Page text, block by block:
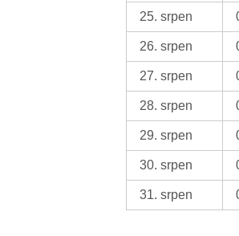
25. srpen
26. srpen
27. srpen
28. srpen
29. srpen
30. srpen
31. srpen